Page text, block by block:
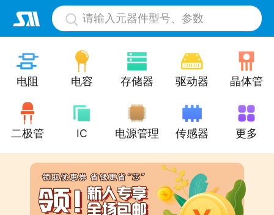
请输入元器件型号、参数
电阻 电容 存储器 驱动器 晶体管
二极管 IC 电源管理 传感器 更多